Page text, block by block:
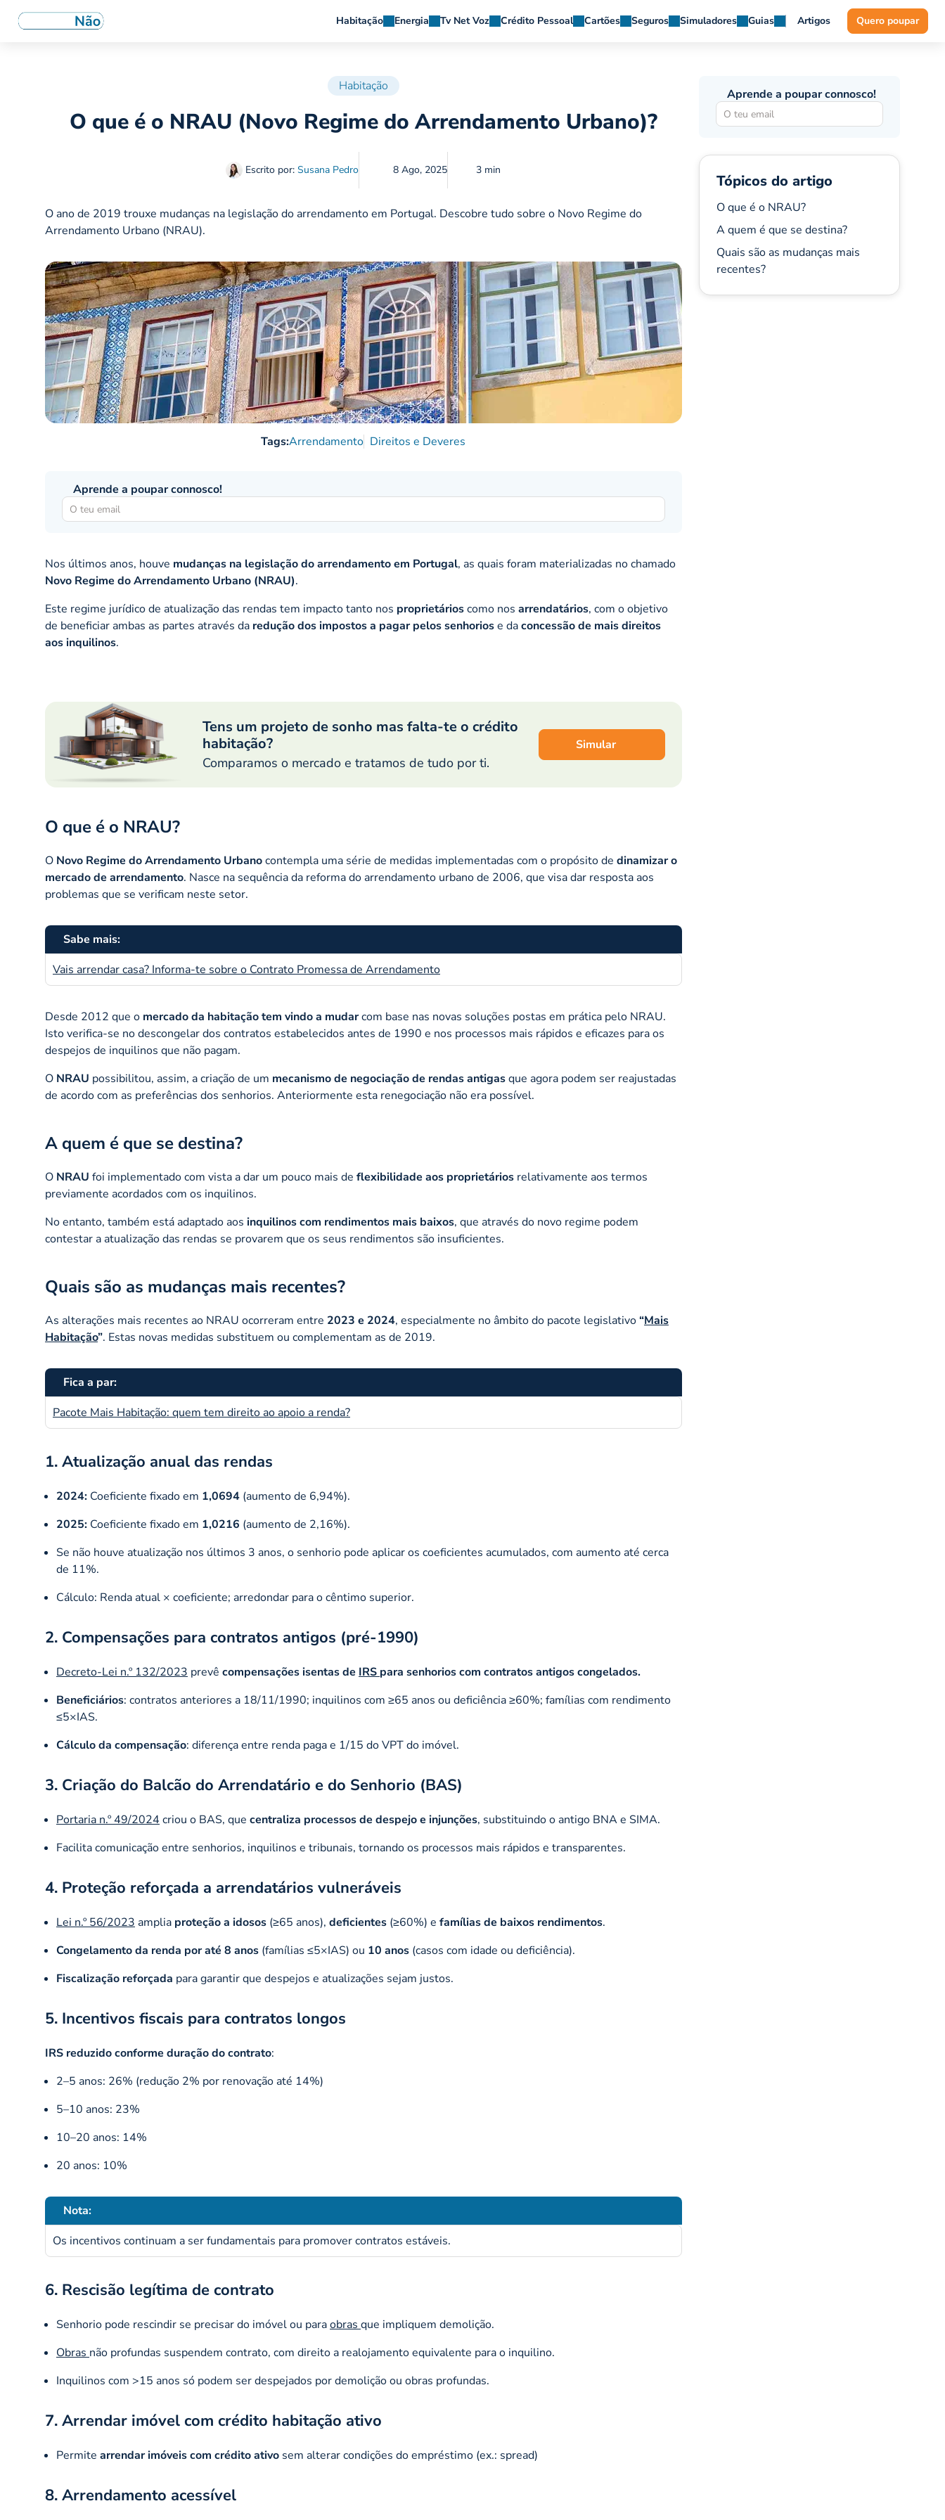
Habitação Energia Tv Net Voz Crédito Pessoal Cartões Seguros Simuladores Guias Artigos Quero poupar
Habitação
O que é o NRAU (Novo Regime do Arrendamento Urbano)?
Escrito por: Susana Pedro 8 Ago, 2025 3 min
O ano de 2019 trouxe mudanças na legislação do arrendamento em Portugal. Descobre tudo sobre o Novo Regime do
Arrendamento Urbano (NRAU).
Tags:Arrendamento Direitos e Deveres
Aprende a poupar connosco!
Nos últimos anos, houve mudanças na legislação do arrendamento em Portugal, as quais foram materializadas no chamado
Novo Regime do Arrendamento Urbano (NRAU).
Este regime jurídico de atualização das rendas tem impacto tanto nos proprietárioscomo nos arrendatários, com o objetivo
de beneficiar ambas as partes através da redução dos impostos a pagar pelos senhoriose daconcessão de mais direitos
aos inquilinos.
Tens um projeto de sonho mas falta-te o crédito
habitação?
Comparamos o mercado e tratamos de tudo por ti.
Simular
O que é o NRAU?
O Novo Regime do Arrendamento Urbanocontempla uma série de medidas implementadas com o propósito de dinamizar o
mercado de arrendamento. Nasce na sequência da reforma do arrendamento urbano de 2006, que visa dar resposta aos
problemas que se verificam neste setor.
Sabe mais:
Vais arrendar casa? Informa-te sobre o Contrato Promessa de Arrendamento
Desde 2012 que o mercado da habitação tem vindo a mudarcom base nas novas soluções postas em prática pelo NRAU.
Isto verifica-se no descongelar dos contratos estabelecidos antes de 1990 e nos processos mais rápidos e eficazes para os
despejos de inquilinos que não pagam.
O NRAU possibilitou, assim, a criação de um mecanismo de negociação de rendas antigasque agora podem ser reajustadas
de acordo com as preferências dos senhorios. Anteriormente esta renegociação não era possível.
A quem é que se destina?
O NRAU foi implementado com vista a dar um pouco mais de flexibilidade aos proprietários relativamente aos termos
previamente acordados com os inquilinos.
No entanto, também está adaptado aos inquilinos com rendimentos mais baixos, que através do novo regime podem
contestar a atualização das rendas se provarem que os seus rendimentos são insuficientes.
Quais são as mudanças mais recentes?
As alterações mais recentes ao NRAU ocorreram entre 2023 e 2024, especialmente no âmbito do pacote legislativo“Mais
Habitação”. Estas novas medidas substituem ou complementam as de 2019.
Fica a par:
Pacote Mais Habitação: quem tem direito ao apoio a renda?
1. Atualização anual das rendas
2024: Coeficiente fixado em 1,0694 (aumento de 6,94%).
2025: Coeficiente fixado em 1,0216 (aumento de 2,16%).
Se não houve atualização nos últimos 3 anos, o senhorio pode aplicar os coeficientes acumulados, com aumento até cerca
de 11%.
Cálculo: Renda atual × coeficiente; arredondar para o cêntimo superior.
2. Compensações para contratos antigos (pré-1990)
Decreto-Lei n.º 132/2023 prevê compensações isentas de IRS para senhorios com contratos antigos congelados.
Beneficiários: contratos anteriores a 18/11/1990; inquilinos com ≥65 anos ou deficiência ≥60%; famílias com rendimento
≤5×IAS.
Cálculo da compensação: diferença entre renda paga e 1/15 do VPT do imóvel.
3. Criação do Balcão do Arrendatário e do Senhorio (BAS)
Portaria n.º 49/2024 criou o BAS, que centraliza processos de despejo e injunções, substituindo o antigo BNA e SIMA.
Facilita comunicação entre senhorios, inquilinos e tribunais, tornando os processos mais rápidos e transparentes.
4. Proteção reforçada a arrendatários vulneráveis
Lei n.º 56/2023 amplia proteção a idosos (≥65 anos), deficientes (≥60%) e famílias de baixos rendimentos.
Congelamento da renda por até 8 anos (famílias ≤5×IAS) ou 10 anos (casos com idade ou deficiência).
Fiscalização reforçada para garantir que despejos e atualizações sejam justos.
5. Incentivos fiscais para contratos longos
IRS reduzido conforme duração do contrato:
2–5 anos: 26% (redução 2% por renovação até 14%)
5–10 anos: 23%
10–20 anos: 14%
20 anos: 10%
Nota:
Os incentivos continuam a ser fundamentais para promover contratos estáveis.
6. Rescisão legítima de contrato
Senhorio pode rescindir se precisar do imóvel ou paraobras que impliquem demolição.
Obras não profundas suspendem contrato, com direito a realojamento equivalente para o inquilino.
Inquilinos com >15 anos só podem ser despejados por demolição ou obras profundas.
7. Arrendar imóvel com crédito habitação ativo
Permite arrendar imóveis com crédito ativo sem alterar condições do empréstimo (ex.: spread)
8. Arrendamento acessível
Aprende a poupar connosco!
Tópicos do artigo
O que é o NRAU?
A quem é que se destina?
Quais são as mudanças mais
recentes?